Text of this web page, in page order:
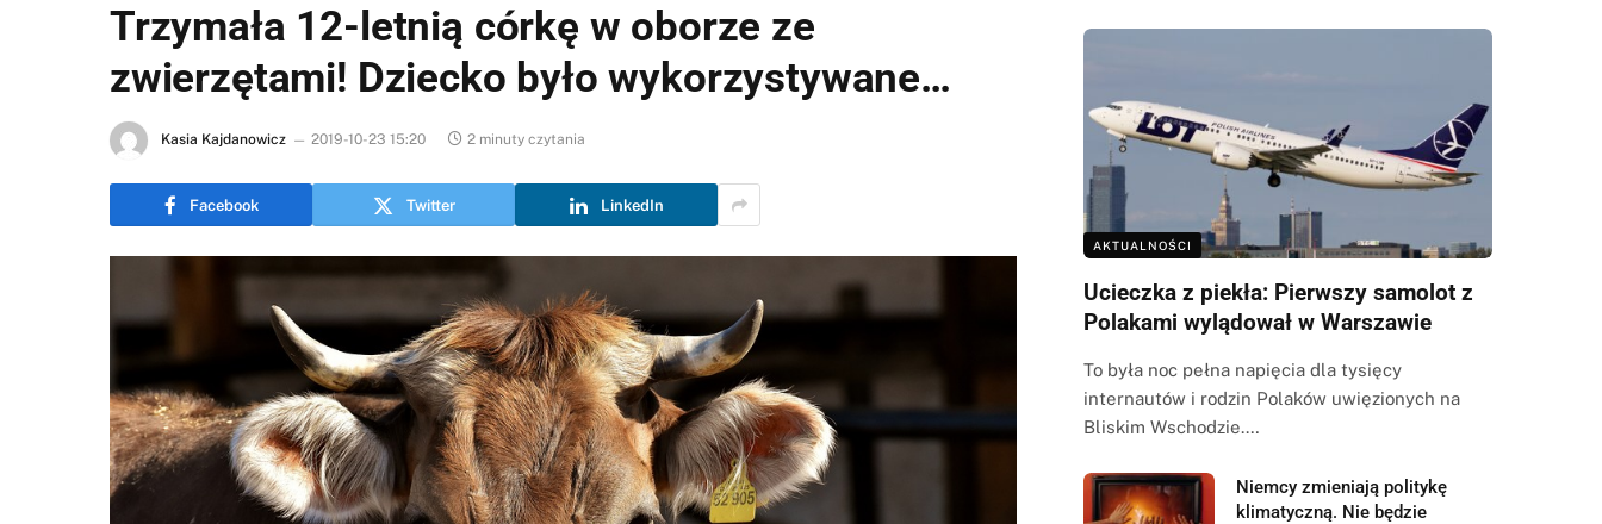
Trzymała 12-letnią córkę w oborze ze
zwierzętami! Dziecko było wykorzystywane…
Kasia Kajdanowicz 2019-10-23 15:20 2 minuty czytania
Facebook Twitter LinkedIn
AKTUALNOŚCI
Ucieczka z piekła: Pierwszy samolot z
Polakami wylądował w Warszawie
To była noc pełna napięcia dla tysięcy
internautów i rodzin Polaków uwięzionych na
Bliskim Wschodzie.…
Niemcy zmieniają politykę
klimatyczną. Nie będzie